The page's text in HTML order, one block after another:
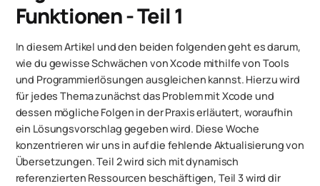
Funktionen - Teil 1
In diesem Artikel und den beiden folgenden geht es darum,
wie du gewisse Schwächen von Xcode mithilfe von Tools
und Programmierlösungen ausgleichen kannst. Hierzu wird
für jedes Thema zunächst das Problem mit Xcode und
dessen mögliche Folgen in der Praxis erläutert, woraufhin
ein Lösungsvorschlag gegeben wird. Diese Woche
konzentrieren wir uns in auf die fehlende Aktualisierung von
Übersetzungen. Teil 2 wird sich mit dynamisch
referenzierten Ressourcen beschäftigen, Teil 3 wird dir